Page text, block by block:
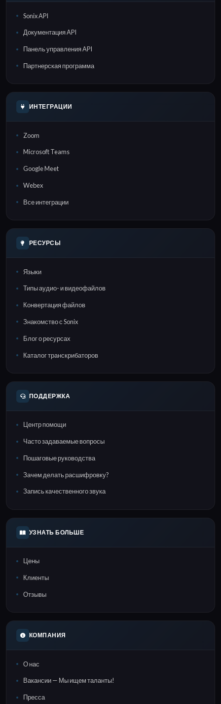
Sonix API
Документация API
Панель управления API
Партнерская программа
ИНТЕГРАЦИИ
Zoom
Microsoft Teams
Google Meet
Webex
Все интеграции
РЕСУРСЫ
Языки
Типы аудио- и видеофайлов
Конвертация файлов
Знакомство с Sonix
Блог о ресурсах
Каталог транскрибаторов
ПОДДЕРЖКА
Центр помощи
Часто задаваемые вопросы
Пошаговые руководства
Зачем делать расшифровку?
Запись качественного звука
УЗНАТЬ БОЛЬШЕ
Цены
Клиенты
Отзывы
КОМПАНИЯ
О нас
Вакансии — Мы ищем таланты!
Пресса